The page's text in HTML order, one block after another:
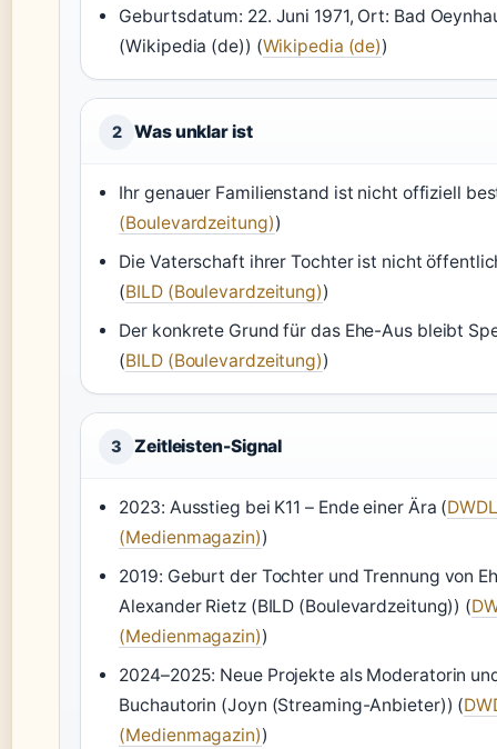
Geburtsdatum: 22. Juni 1971, Ort: Bad
(Wikipedia (de)) (Wikipedia (de))
2 Was unklar ist
Ihr genauer Familienstand ist nicht offiziell
(Boulevardzeitung))
Die Vaterschaft ihrer Tochter ist nicht
(BILD (Boulevardzeitung))
Der konkrete Grund für das Ehe-Aus bleibt
(BILD (Boulevardzeitung))
3 Zeitleisten-Signal
2023: Ausstieg bei K11 – Ende einer Ära (
(Medienmagazin))
2019: Geburt der Tochter und Trennung von
Alexander Rietz (BILD (Boulevardzeitung)) (
(Medienmagazin))
2024–2025: Neue Projekte als Moderatorin
Buchautorin (Joyn (Streaming-Anbieter)) (
(Medienmagazin))